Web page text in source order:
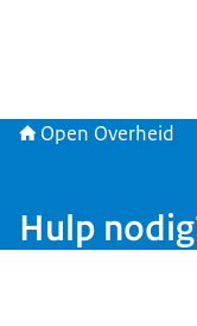
Open Overheid
Hulp